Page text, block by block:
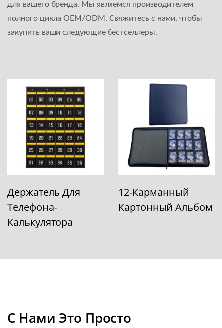
для вашего бренда. Мы являемся производителем
полного цикла OEM/ODM. Свяжитесь с нами, чтобы
закупить ваши следующие бестселлеры.
Держатель Для
Телефона-
Калькулятора
12-Карманный
Картонный Альбом
С Нами Это Просто